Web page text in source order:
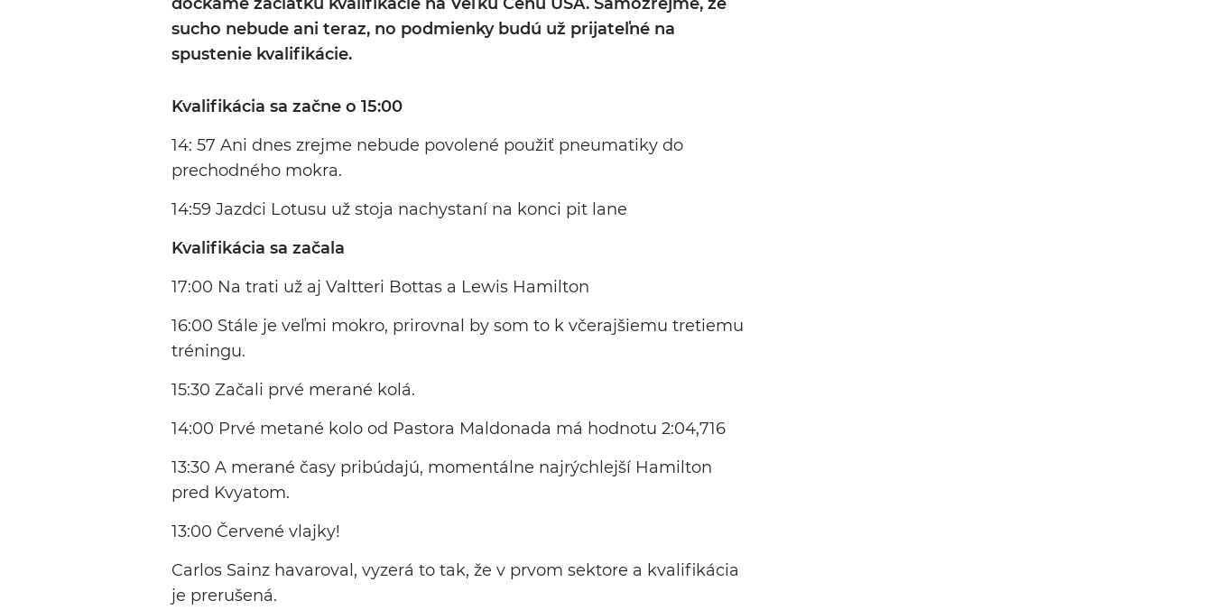
sucho nebude ani teraz, no podmienky budú už prijateľné na
spustenie kvalifikácie.
Kvalifikácia sa začne o 15:00
14: 57 Ani dnes zrejme nebude povolené použiť pneumatiky do
prechodného mokra.
14:59 Jazdci Lotusu už stoja nachystaní na konci pit lane
Kvalifikácia sa začala
17:00 Na trati už aj Valtteri Bottas a Lewis Hamilton
16:00 Stále je veľmi mokro, prirovnal by som to k včerajšiemu tretiemu
tréningu.
15:30 Začali prvé merané kolá.
14:00 Prvé metané kolo od Pastora Maldonada má hodnotu 2:04,716
13:30 A merané časy pribúdajú, momentálne najrýchlejší Hamilton
pred Kvyatom.
13:00 Červené vlajky!
Carlos Sainz havaroval, vyzerá to tak, že v prvom sektore a kvalifikácia
je prerušená.